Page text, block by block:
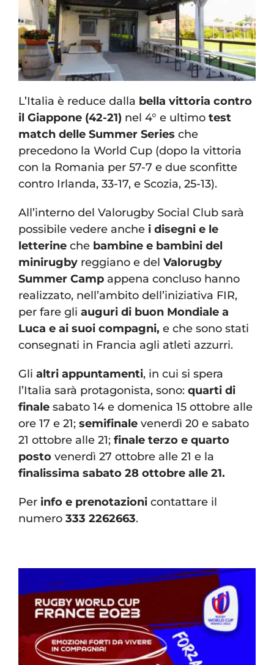
L’Italia è reduce dalla bella vittoria contro
il Giappone (42-21) nel 4° e ultimo test
match delle Summer Series che
precedono la World Cup (dopo la vittoria
con la Romania per 57-7 e due sconfitte
contro Irlanda, 33-17, e Scozia, 25-13).
All’interno del Valorugby Social Club sarà
possibile vedere anche i disegni e le
letterine che bambine e bambini del
minirugby reggiano e del Valorugby
Summer Camp appena concluso hanno
realizzato, nell’ambito dell’iniziativa FIR,
per fare gli auguri di buon Mondiale a
Luca e ai suoi compagni, e che sono stati
consegnati in Francia agli atleti azzurri.
Gli altri appuntamenti, in cui si spera
l’Italia sarà protagonista, sono: quarti di
finale sabato 14 e domenica 15 ottobre alle
ore 17 e 21; semifinale venerdì 20 e sabato
21 ottobre alle 21; finale terzo e quarto
posto venerdì 27 ottobre alle 21 e la
finalissima sabato 28 ottobre alle 21.
Per info e prenotazioni contattare il
numero 333 2262663.